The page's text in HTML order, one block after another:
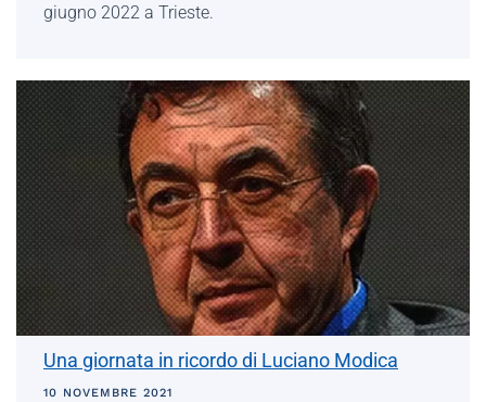
giugno 2022 a Trieste.
Una giornata in ricordo di Luciano Modica
10 NOVEMBRE 2021